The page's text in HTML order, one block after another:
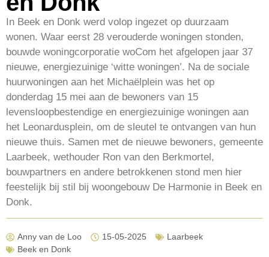
In Beek en Donk werd volop ingezet op duurzaam
wonen. Waar eerst 28 verouderde woningen stonden,
bouwde woningcorporatie woCom het afgelopen jaar 37
nieuwe, energiezuinige ‘witte woningen’. Na de sociale
huurwoningen aan het Michaëlplein was het op
donderdag 15 mei aan de bewoners van 15
levensloopbestendige en energiezuinige woningen aan
het Leonardusplein, om de sleutel te ontvangen van hun
nieuwe thuis. Samen met de nieuwe bewoners, gemeente
Laarbeek, wethouder Ron van den Berkmortel,
bouwpartners en andere betrokkenen stond men hier
feestelijk bij stil bij woongebouw De Harmonie in Beek en
Donk.
Anny van de Loo 15-05-2025
Laarbeek
Beek en Donk